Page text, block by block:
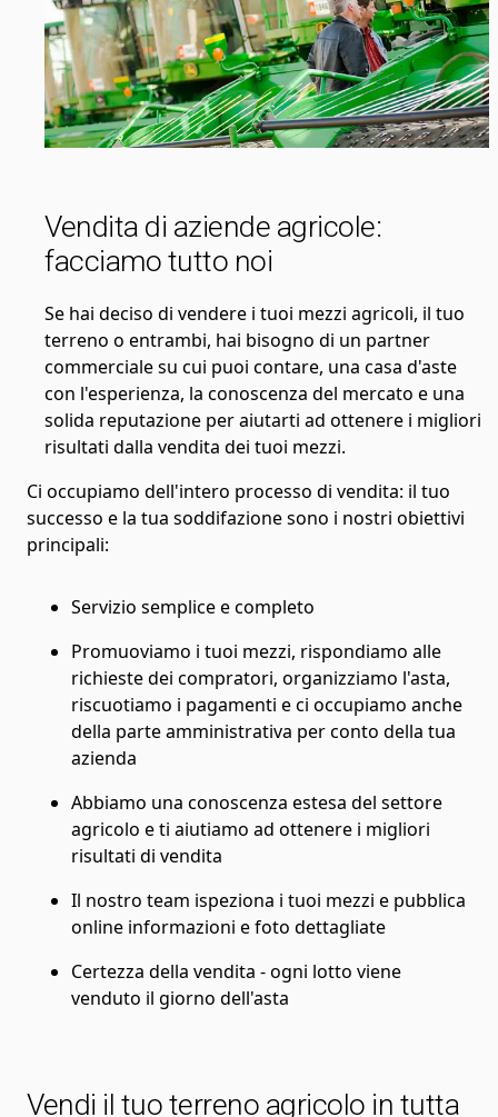
Vendita di aziende agricole:
facciamo tutto noi
Se hai deciso di vendere i tuoi mezzi agricoli, il tuo
terreno o entrambi, hai bisogno di un partner
commerciale su cui puoi contare, una casa d'aste
con l'esperienza, la conoscenza del mercato e una
solida reputazione per aiutarti ad ottenere i migliori
risultati dalla vendita dei tuoi mezzi.
Ci occupiamo dell'intero processo di vendita: il tuo
successo e la tua soddifazione sono i nostri obiettivi
principali:
Servizio semplice e completo
Promuoviamo i tuoi mezzi, rispondiamo alle
richieste dei compratori, organizziamo l'asta,
riscuotiamo i pagamenti e ci occupiamo anche
della parte amministrativa per conto della tua
azienda
Abbiamo una conoscenza estesa del settore
agricolo e ti aiutiamo ad ottenere i migliori
risultati di vendita
Il nostro team ispeziona i tuoi mezzi e pubblica
online informazioni e foto dettagliate
Certezza della vendita - ogni lotto viene
venduto il giorno dell'asta
Vendi il tuo terreno agricolo in tutta